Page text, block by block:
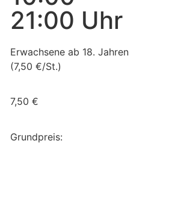
21:00 Uhr
Erwachsene ab 18. Jahren
(7,50 €/St.)
7,50 €
Grundpreis: